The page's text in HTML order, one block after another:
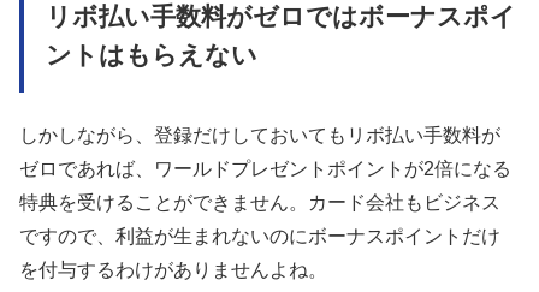
リボ払い手数料がゼロではボーナスポイ
ントはもらえない
しかしながら、登録だけしておいてもリボ払い手数料が
ゼロであれば、ワールドプレゼントポイントが2倍になる
特典を受けることができません。カード会社もビジネス
ですので、利益が生まれないのにボーナスポイントだけ
を付与するわけがありませんよね。